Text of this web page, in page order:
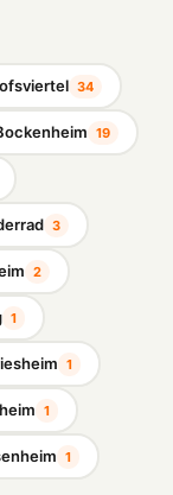
34
19
3
2
1
1
1
1